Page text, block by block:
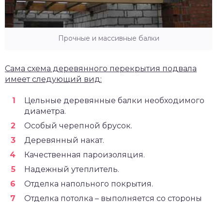
Прочные и массивные балки
Сама схема деревянного перекрытия подвала
имеет следующий вид:
Цельные деревянные балки необходимого
диаметра.
Особый черепной брусок.
Деревянный накат.
Качественная пароизоляция.
Надежный утеплитель.
Отделка напольного покрытия.
Отделка потолка – выполняется со стороны